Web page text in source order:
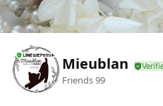
Mieublan
Friends99